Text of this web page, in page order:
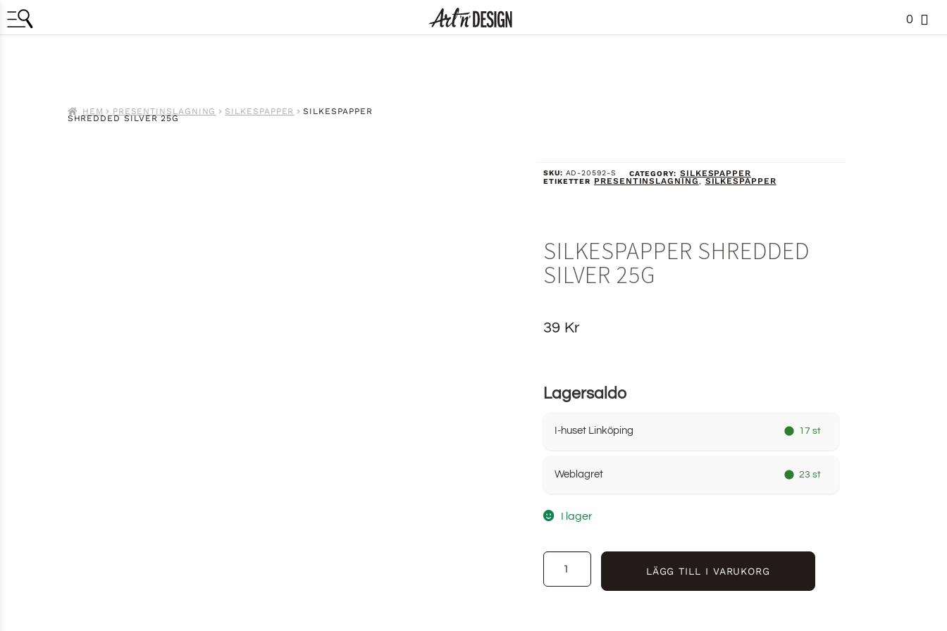
0
HEM PRESENTINSLAGNING SILKESPAPPER SILKESPAPPER
SHREDDED SILVER 25G
SKU: AD-20592-S CATEGORY: SILKESPAPPER
ETIKETTER PRESENTINSLAGNING, SILKESPAPPER
SILKESPAPPER SHREDDED
SILVER 25G
39 Kr
Lagersaldo
I-huset Linköping 17 st
Weblagret 23 st
I lager
LÄGG TILL I VARUKORG